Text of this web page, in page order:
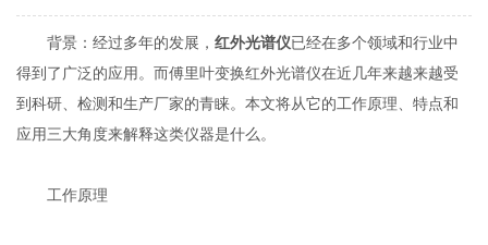
背景：经过多年的发展，红外光谱仪已经在多个领域和行业中
得到了广泛的应用。而傅里叶变换红外光谱仪在近几年来越来越受
到科研、检测和生产厂家的青睐。本文将从它的工作原理、特点和
应用三大角度来解释这类仪器是什么。
工作原理